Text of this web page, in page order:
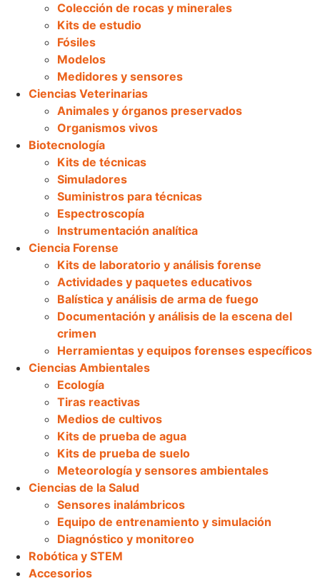
Colección de rocas y minerales
Kits de estudio
Fósiles
Modelos
Medidores y sensores
Ciencias Veterinarias
Animales y órganos preservados
Organismos vivos
Biotecnología
Kits de técnicas
Simuladores
Suministros para técnicas
Espectroscopía
Instrumentación analítica
Ciencia Forense
Kits de laboratorio y análisis forense
Actividades y paquetes educativos
Balística y análisis de arma de fuego
Documentación y análisis de la escena del
crimen
Herramientas y equipos forenses específicos
Ciencias Ambientales
Ecología
Tiras reactivas
Medios de cultivos
Kits de prueba de agua
Kits de prueba de suelo
Meteorología y sensores ambientales
Ciencias de la Salud
Sensores inalámbricos
Equipo de entrenamiento y simulación
Diagnóstico y monitoreo
Robótica y STEM
Accesorios